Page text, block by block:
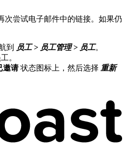
次尝试电子邮件中的链接。如果仍
到 员工 > 员工管理 > 员工。
。
邀请状态图标上，然后选择 重新